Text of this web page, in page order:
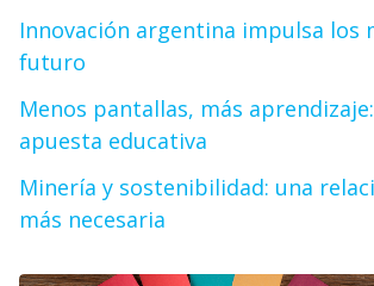
Innovación argentina impulsa los
futuro
Menos pantallas, más
apuesta educativa
Minería y sostenibilidad: una
más necesaria